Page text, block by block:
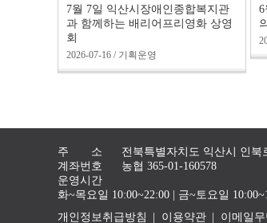
7월 7일 익산시장애인종합복지관
과 함께하는 배리어프리영화 상영
회
2026-07-16 / 기획운영
6
주 소 전북특별자치도 익산시 인북
계좌번호
농협 365-01-160578
운영시간
화~목요일 10:00~22:00 | 금~토요일
개인정보취급방침
이용약관 이메일